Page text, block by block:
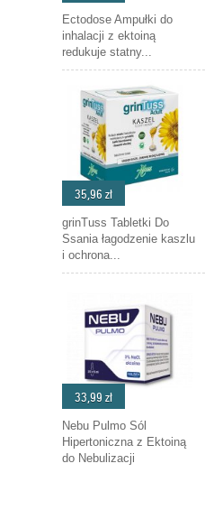
Ectodose Ampułki do
inhalacji z ektoiną
redukuje statny...
35,96 zł
grinTuss Tabletki Do
Ssania łagodzenie kaszlu
i ochrona...
33,99 zł
Nebu Pulmo Sól
Hipertoniczna z Ektoiną
do Nebulizacji